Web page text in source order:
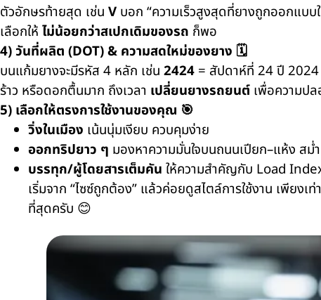
ตัวอักษรท้ายสุด เช่น V บอก “ความเร็วสูงสุดที่ยางถูกออกแบบ
เลือกให้ ไม่น้อยกว่าสเปกเดิมของรถ ก็พอ
4)วันที่ผลิต (DOT) & ความสดใหม่ของยาง 🗓️
บนแก้มยางจะมีรหัส 4 หลัก เช่น 2424 = สัปดาห์ที่ 24ปี 2024
ร้าว หรือดอกตื้นมาก ถึงเวลา เปลี่ยนยางรถยนต์ เพื่อความป
5) เลือกให้ตรงการใช้งานของคุณ 🎯
วิ่งในเมือง เน้นนุ่มเงียบ ควบคุมง่าย
ออกทริปยาว ๆ มองหาความมั่นใจบนถนนเปียก–แห้ง สม่
บรรทุก/ผู้โดยสารเต็มคัน ให้ความสำคัญกับ Load
เริ่มจาก “ไซซ์ถูกต้อง” แล้วค่อยดูสไตล์การใช้งาน เพียงเ
ที่สุดครับ 😊